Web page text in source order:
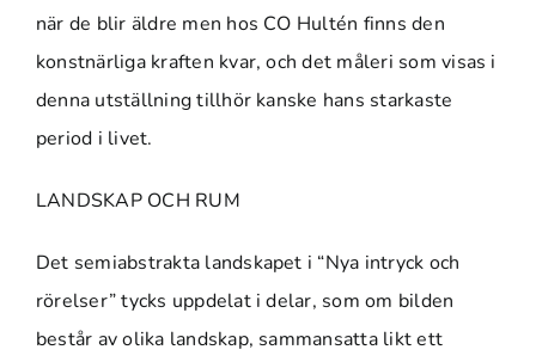
när de blir äldre men hos CO Hultén finns den
konstnärliga kraften kvar, och det måleri som visas i
denna utställning tillhör kanske hans starkaste
period i livet.
LANDSKAP OCH RUM
Det semiabstrakta landskapet i “Nya intryck och
rörelser” tycks uppdelat i delar, som om bilden
består av olika landskap, sammansatta likt ett